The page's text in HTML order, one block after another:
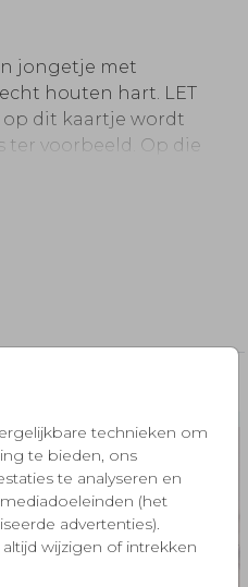
technieken om
te bieden, ons
te analyseren en
(het
advertenties).
wijzigen of intrekken
jongetje met
houten hart. LET
op dit kaartje wordt
ter voorbeeld. Op die
échte houten
vormpjes
mooi 🧡